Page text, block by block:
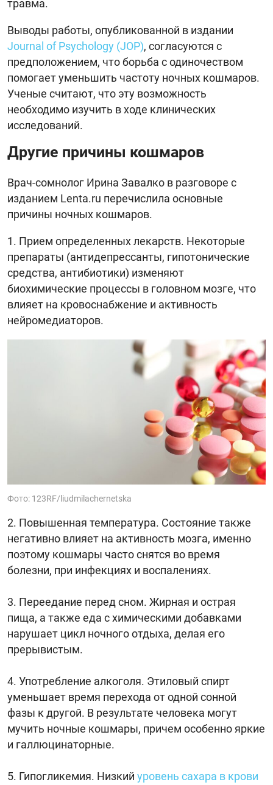
травма.
Выводы работы, опубликованной в издании
Journal of Psychology (JOP), согласуются с
предположением, что борьба с одиночеством
помогает уменьшить частоту ночных кошмаров.
Ученые считают, что эту возможность
необходимо изучить в ходе клинических
исследований.
Другие причины кошмаров
Врач-сомнолог Ирина Завалко в разговоре с
изданием Lenta.ru перечислила основные
причины ночных кошмаров.
Прием определенных лекарств. Некоторые
препараты (антидепрессанты, гипотонические
средства, антибиотики) изменяют
биохимические процессы в головном мозге, что
влияет на кровоснабжение и активность
нейромедиаторов.
Фото: 123RF/liudmilachernetska
Повышенная температура. Состояние также
негативно влияет на активность мозга, именно
поэтому кошмары часто снятся во время
болезни, при инфекциях и воспалениях.
Переедание перед сном. Жирная и острая
пища, а также еда с химическими добавками
нарушает цикл ночного отдыха, делая его
прерывистым.
Употребление алкоголя. Этиловый спирт
уменьшает время перехода от одной сонной
фазы к другой. В результате человека могут
мучить ночные кошмары, причем особенно яркие
и галлюцинаторные.
Гипогликемия. Низкий уровень сахара в крови